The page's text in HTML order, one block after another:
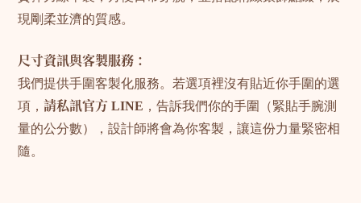
現剛柔並濟的質感。
尺寸資訊與客製服務：
我們提供手圍客製化服務。若選項裡沒有貼近你手圍的選
項， 請私訊官方 LINE ，告訴我們你的手圍（緊貼手腕測
量的公分數），設計師將會為你客製，讓這份力量緊密相
隨。